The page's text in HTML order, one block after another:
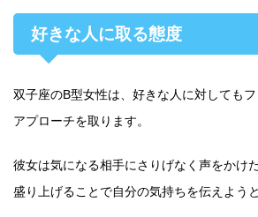
好きな人に取る態度
双子座のB型女性は、好きな人に対しても
アプローチを取ります。
彼女は気になる相手にさりげなく声をかけ
盛り上げることで自分の気持ちを伝えようと